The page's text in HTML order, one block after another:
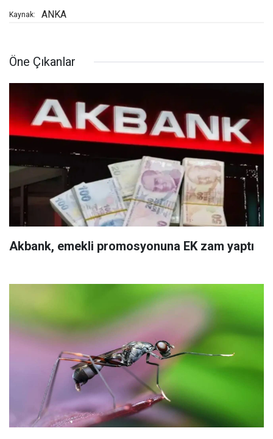
Kaynak: ANKA
Öne Çıkanlar
Akbank, emekli promosyonuna EK zam yaptı